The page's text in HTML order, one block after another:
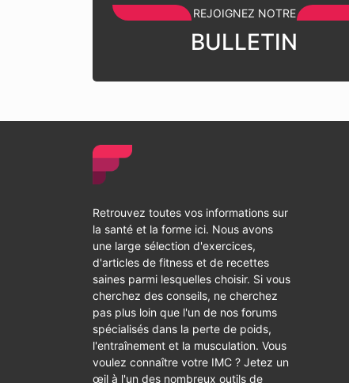
REJOIGNEZ NOTRE
BULLETIN
Retrouvez toutes vos informations sur
la santé et la forme ici. Nous avons
une large sélection d'exercices,
d'articles de fitness et de recettes
saines parmi lesquelles choisir. Si vous
cherchez des conseils, ne cherchez
pas plus loin que l'un de nos forums
spécialisés dans la perte de poids,
l'entraînement et la musculation. Vous
voulez connaître votre IMC ? Jetez un
œil à l'un des nombreux outils de